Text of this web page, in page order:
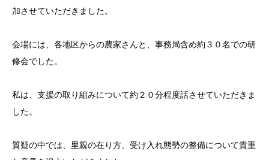
加させていただきました。
会場には、各地区からの農家さんと、事務局含め約３０名での研
修会でした。
私は、支援の取り組みについて約２０分程度話させていただきま
した。
質疑の中では、里親の在り方、受け入れ態勢の整備について貴重